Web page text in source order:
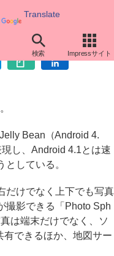
Translate
検索 Impressサイト
Bean（Android 4.
し、Android 4.1とは速
している。
けでなく上下でも写真
撮影できる「Photo Sph
は端末だけでなく、ソ
できるほか、地図サー